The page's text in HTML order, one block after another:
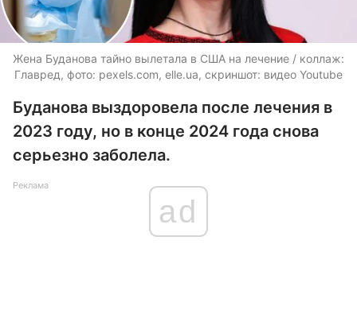
Жена Буданова тайно вылетала в США на лечение / коллаж:
Главред, фото: pexels.com, elle.ua, скриншот: видео Youtube
Буданова выздоровела после лечения в
2023 году, но в конце 2024 года снова
серьезно заболела.
Реклама
ad